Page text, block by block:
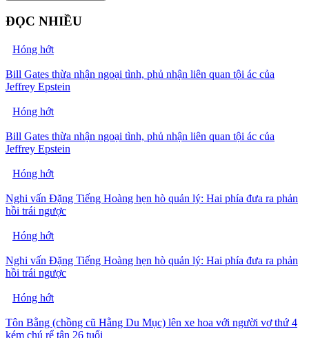
ĐỌC NHIỀU
Hóng hớt
Bill Gates thừa nhận ngoại tình, phủ nhận liên quan tội ác của
Jeffrey Epstein
Hóng hớt
Bill Gates thừa nhận ngoại tình, phủ nhận liên quan tội ác của
Jeffrey Epstein
Hóng hớt
Nghi vấn Đặng Tiếng Hoàng hẹn hò quản lý: Hai phía đưa ra phản
hồi trái ngược
Hóng hớt
Nghi vấn Đặng Tiếng Hoàng hẹn hò quản lý: Hai phía đưa ra phản
hồi trái ngược
Hóng hớt
Tôn Bằng (chồng cũ Hằng Du Mục) lên xe hoa với người vợ thứ 4
kém chú rể tận 26 tuổi